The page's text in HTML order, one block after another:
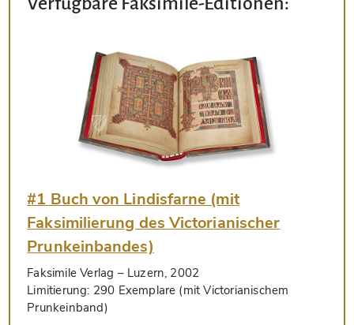
#1 Buch von Lindisfarne (mit
Faksimilierung des Victorianischer
Prunkeinbandes)
Faksimile Verlag – Luzern, 2002
Limitierung: 290 Exemplare (mit Victorianischem
Prunkeinband)